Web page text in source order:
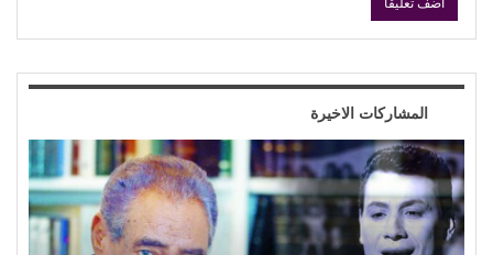
المشاركات الاخيرة